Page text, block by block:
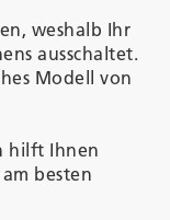
weshalb Ihr
ausschaltet.
Modell von
hilft Ihnen
besten